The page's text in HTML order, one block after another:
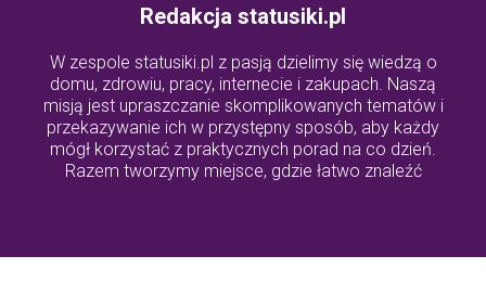
Redakcja statusiki.pl
W zespole statusiki.pl z pasją dzielimy się wiedzą o
domu, zdrowiu, pracy, internecie i zakupach. Naszą
misją jest upraszczanie skomplikowanych tematów i
przekazywanie ich w przystępny sposób, aby każdy
mógł korzystać z praktycznych porad na co dzień.
Razem tworzymy miejsce, gdzie łatwo znaleźć